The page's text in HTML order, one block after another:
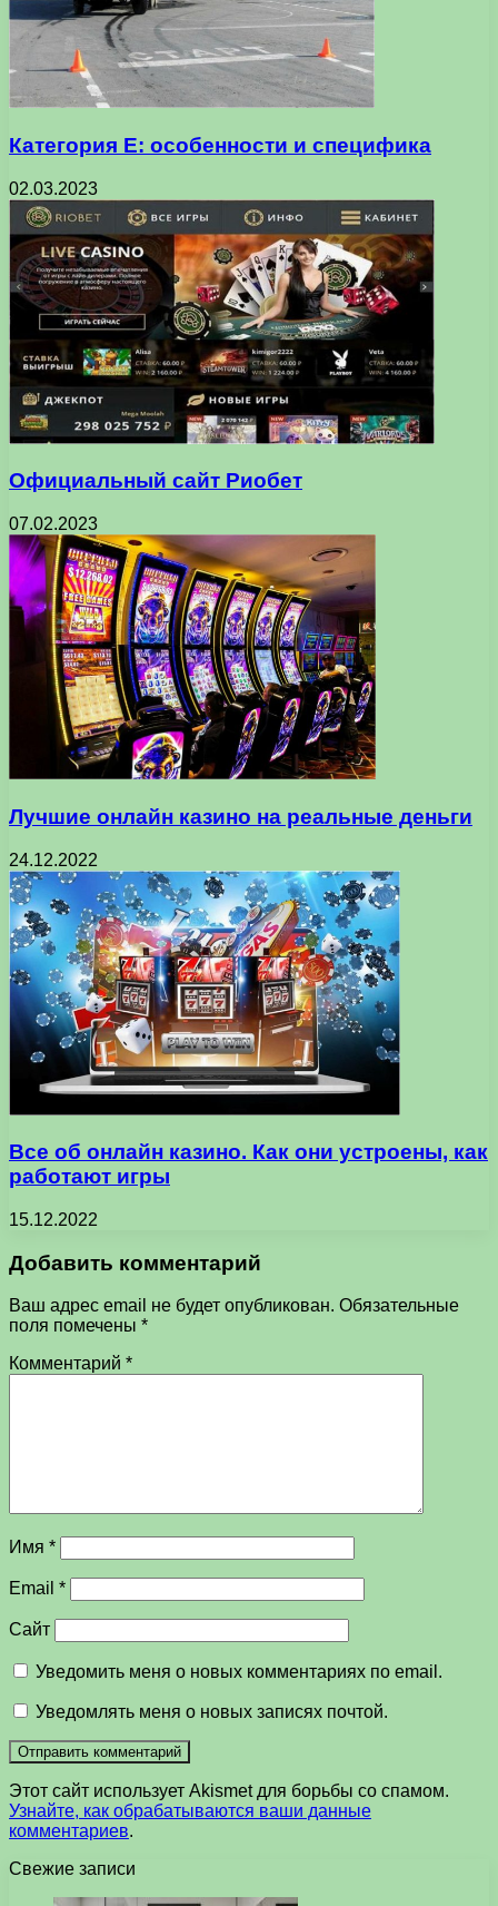
Категория Е: особенности и специфика
02.03.2023
Официальный сайт Риобет
07.02.2023
Лучшие онлайн казино на реальные деньги
24.12.2022
Все об онлайн казино. Как они устроены, как
работают игры
15.12.2022
Добавить комментарий
Ваш адрес email не будет опубликован. Обязательные
поля помечены *
Комментарий *
Имя *
Email *
Сайт
Уведомить меня о новых комментариях по email.
Уведомлять меня о новых записях почтой.
Этот сайт использует Akismet для борьбы со спамом.
Узнайте, как обрабатываются ваши данные
комментариев.
Свежие записи